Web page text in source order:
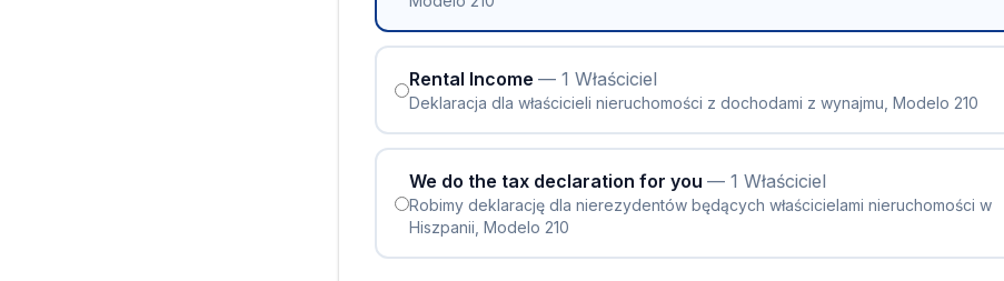
Rental Income — 1 Właściciel
Deklaracja dla właścicieli nieruchomości z dochodami z wynajmu, Modelo 210
We do the tax declaration for you — 1 Właściciel
Robimy deklarację dla nierezydentów będących właścicielami nieruchomości w
Hiszpanii, Modelo 210